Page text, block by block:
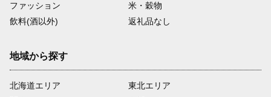
ファッション
米・穀物
飲料(酒以外)
返礼品なし
地域から探す
北海道エリア
東北エリア